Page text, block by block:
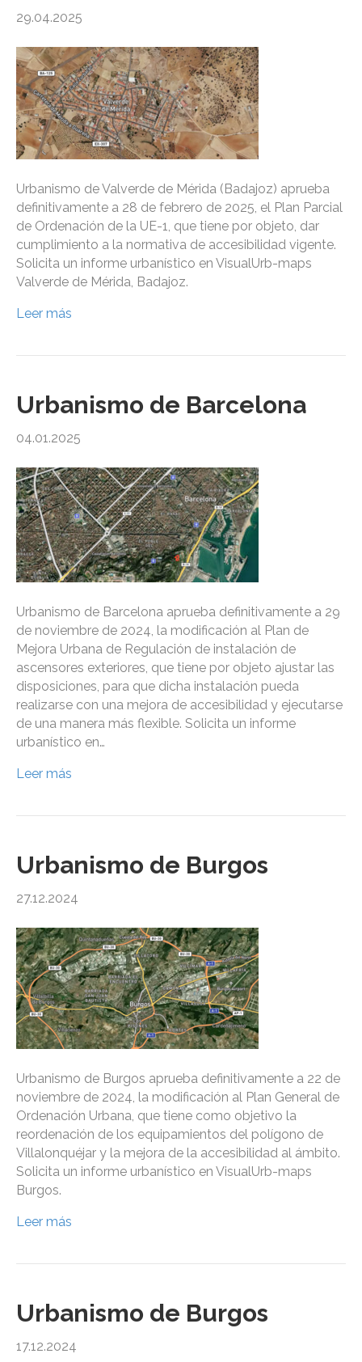
29.04.2025
Urbanismo de Valverde de Mérida (Badajoz) aprueba
definitivamente a 28 de febrero de 2025, el Plan Parcial
de Ordenación de la UE-1, que tiene por objeto, dar
cumplimiento a la normativa de accesibilidad vigente.
Solicita un informe urbanístico en VisualUrb-maps
Valverde de Mérida, Badajoz.
Leer más
Urbanismo de Barcelona
04.01.2025
Urbanismo de Barcelona aprueba definitivamente a 29
de noviembre de 2024, la modificación al Plan de
Mejora Urbana de Regulación de instalación de
ascensores exteriores, que tiene por objeto ajustar las
disposiciones, para que dicha instalación pueda
realizarse con una mejora de accesibilidad y ejecutarse
de una manera más flexible. Solicita un informe
urbanístico en…
Leer más
Urbanismo de Burgos
27.12.2024
Urbanismo de Burgos aprueba definitivamente a 22 de
noviembre de 2024, la modificación al Plan General de
Ordenación Urbana, que tiene como objetivo la
reordenación de los equipamientos del polígono de
Villalonquéjar y la mejora de la accesibilidad al ámbito.
Solicita un informe urbanístico en VisualUrb-maps
Burgos.
Leer más
Urbanismo de Burgos
17.12.2024